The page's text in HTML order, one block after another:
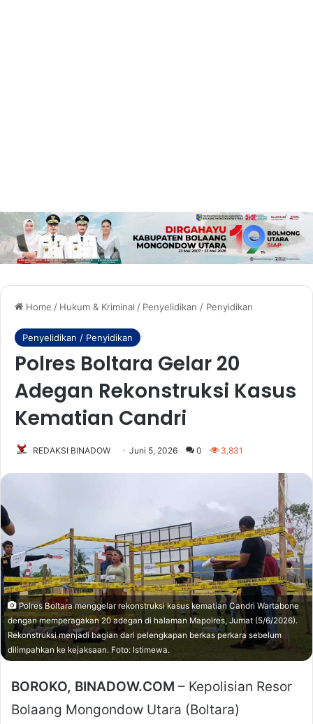
Home / Hukum & Kriminal / Penyelidikan / Penyidikan
Penyelidikan / Penyidikan
Polres Boltara Gelar 20
Adegan Rekonstruksi Kasus
Kematian Candri
REDAKSI BINADOW Juni 5, 2026 0 3,831
Polres Boltara menggelar rekonstruksi kasus kematian Candri Wartabone
dengan memperagakan 20 adegan di halaman Mapolres, Jumat (5/6/2026).
Rekonstruksi menjadi bagian dari pelengkapan berkas perkara sebelum
dilimpahkan ke kejaksaan. Foto: Istimewa.
BOROKO, BINADOW.COM – Kepolisian Resor
Bolaang Mongondow Utara (Boltara)